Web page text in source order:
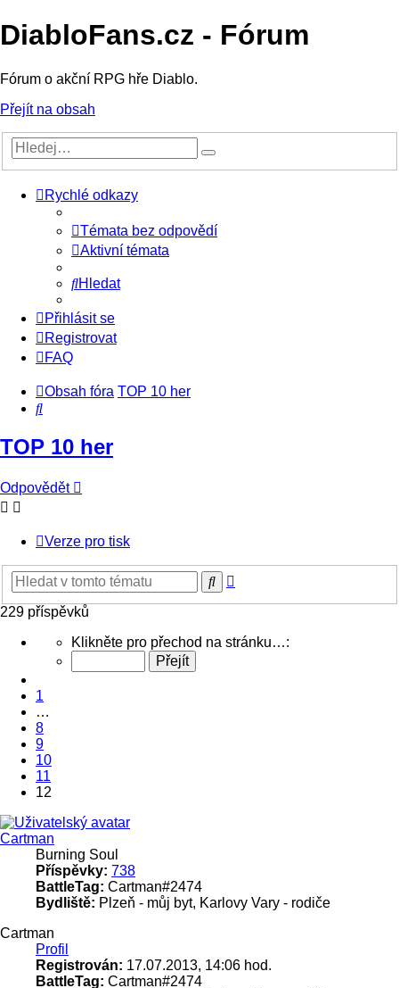
DiabloFans.cz - Fórum
Fórum o akční RPG hře Diablo.
Přejít na obsah
Rychlé odkazy
Témata bez odpovědí
Aktivní témata
Hledat
Přihlásit se
Registrovat
FAQ
Obsah fóra TOP 10 her
Hledat
TOP 10 her
Odpovědět
Verze pro tisk
Hledat
229 příspěvků
Stránka
12
Klikněte pro přechod na stránku…:
1
…
8
9
10
11
12
Cartman
Burning Soul
Příspěvky: 738
BattleTag: Cartman#2474
Bydliště: Plzeň - můj byt, Karlovy Vary - rodiče
Cartman
Profil
Registrován: 17.07.2013, 14:06 hod.
BattleTag: Cartman#2474